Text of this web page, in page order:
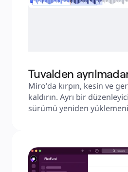
Tuvalden
Miro'da kırpın, kesin ve
kaldırın. Ayrı bir
sürümü yeniden